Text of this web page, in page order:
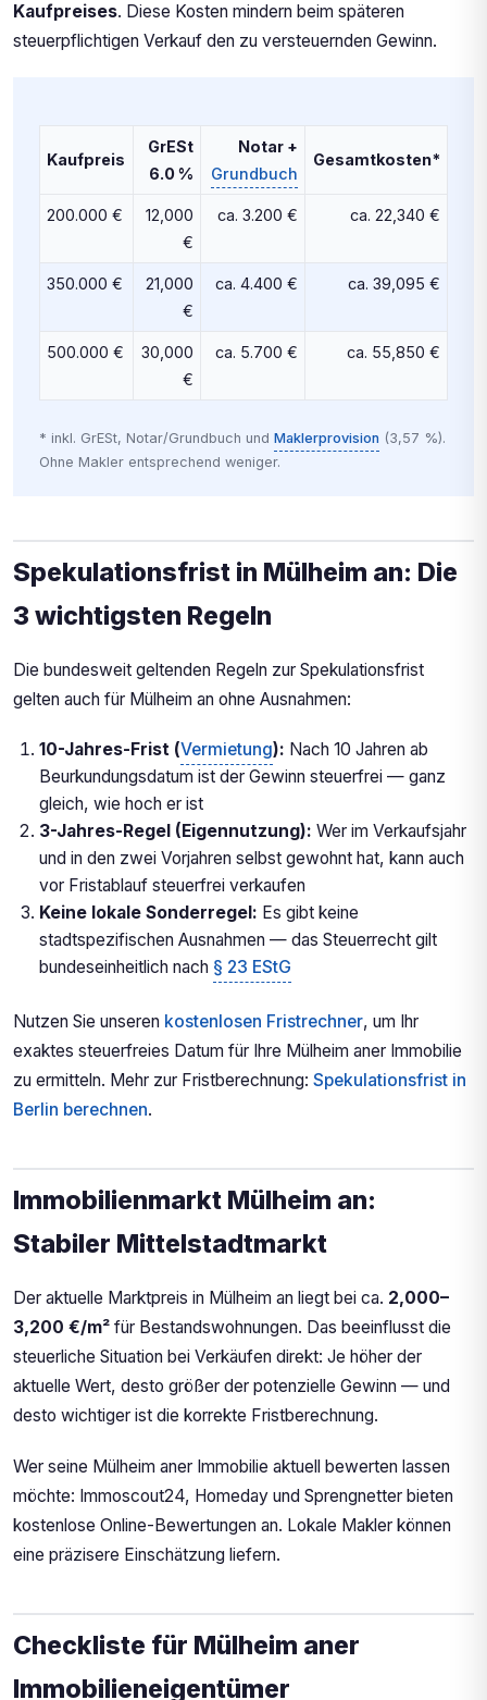
Kaufpreises. Diese Kosten mindern beim späteren
steuerpflichtigen Verkauf den zu versteuernden Gewinn.
Kaufpreis
GrESt
6.0 %
Notar +
Grundbuch
Gesamtkosten*
200.000 €
12,000
€
ca. 3.200 € ca. 22,340 €
350.000 €
21,000
€
ca. 4.400 € ca. 39,095 €
500.000 €
30,000
€
ca. 5.700 € ca. 55,850 €
* inkl. GrESt, Notar/Grundbuch und Maklerprovision (3,57 %).
Ohne Makler entsprechend weniger.
Spekulationsfrist in Mülheim an: Die
3 wichtigsten Regeln
Die bundesweit geltenden Regeln zur Spekulationsfrist
gelten auch für Mülheim an ohne Ausnahmen:
10-Jahres-Frist (Vermietung): Nach 10 Jahren ab
Beurkundungsdatum ist der Gewinn steuerfrei — ganz
gleich, wie hoch er ist
3-Jahres-Regel (Eigennutzung): Wer im Verkaufsjahr
und in den zwei Vorjahren selbst gewohnt hat, kann auch
vor Fristablauf steuerfrei verkaufen
Keine lokale Sonderregel: Es gibt keine
stadtspezifischen Ausnahmen — das Steuerrecht gilt
bundeseinheitlich nach § 23 EStG
Nutzen Sie unseren kostenlosen Fristrechner, um Ihr
exaktes steuerfreies Datum für Ihre Mülheim aner Immobilie
zu ermitteln. Mehr zur Fristberechnung: Spekulationsfrist in
Berlin berechnen.
Immobilienmarkt Mülheim an:
Stabiler Mittelstadtmarkt
Der aktuelle Marktpreis in Mülheim an liegt bei ca. 2,000–
3,200 €/m² für Bestandswohnungen. Das beeinflusst die
steuerliche Situation bei Verkäufen direkt: Je höher der
aktuelle Wert, desto größer der potenzielle Gewinn — und
desto wichtiger ist die korrekte Fristberechnung.
Wer seine Mülheim aner Immobilie aktuell bewerten lassen
möchte: Immoscout24, Homeday und Sprengnetter bieten
kostenlose Online-Bewertungen an. Lokale Makler können
eine präzisere Einschätzung liefern.
Checkliste für Mülheim aner
Immobilieneigentümer